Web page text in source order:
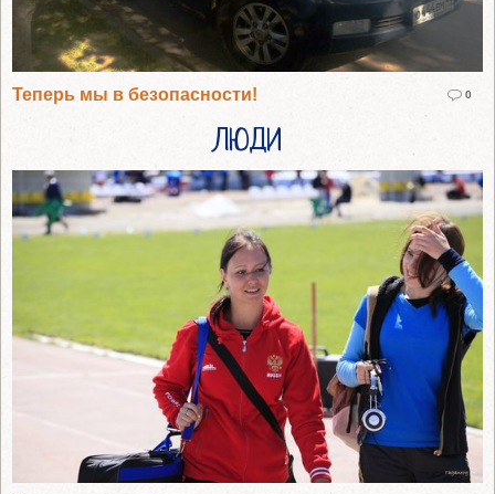
Теперь мы в безопасности! 0
ЛЮДИ